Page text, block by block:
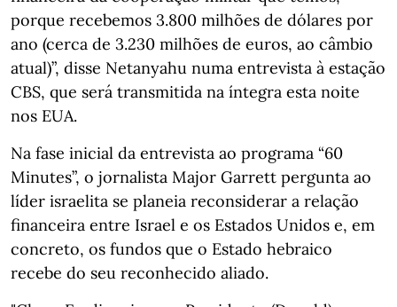
porque recebemos 3.800 milhões de dólares por
ano (cerca de 3.230 milhões de euros, ao câmbio
atual)”, disse Netanyahu numa entrevista à estação
CBS, que será transmitida na íntegra esta noite
nos EUA.
Na fase inicial da entrevista ao programa “60
Minutes”, o jornalista Major Garrett pergunta ao
líder israelita se planeia reconsiderar a relação
financeira entre Israel e os Estados Unidos e, em
concreto, os fundos que o Estado hebraico
recebe do seu reconhecido aliado.